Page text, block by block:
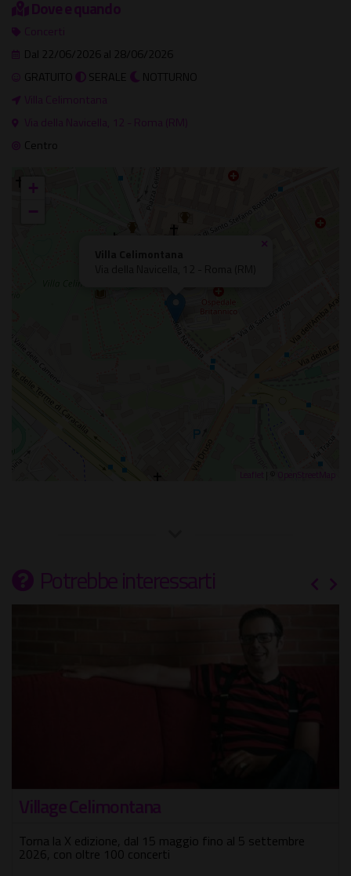
Dove e quando
Concerti
Dal 22/06/2026 al 28/06/2026
GRATUITO
SERALE
NOTTURNO
Villa Celimontana
Via della Navicella, 12 - Roma (RM)
Centro
×
+
−
Potrebbe interessarti
Village Celimontana
Torna la X edizione, dal 15 maggio fino al 5 settembre
2026, con oltre 100 concerti